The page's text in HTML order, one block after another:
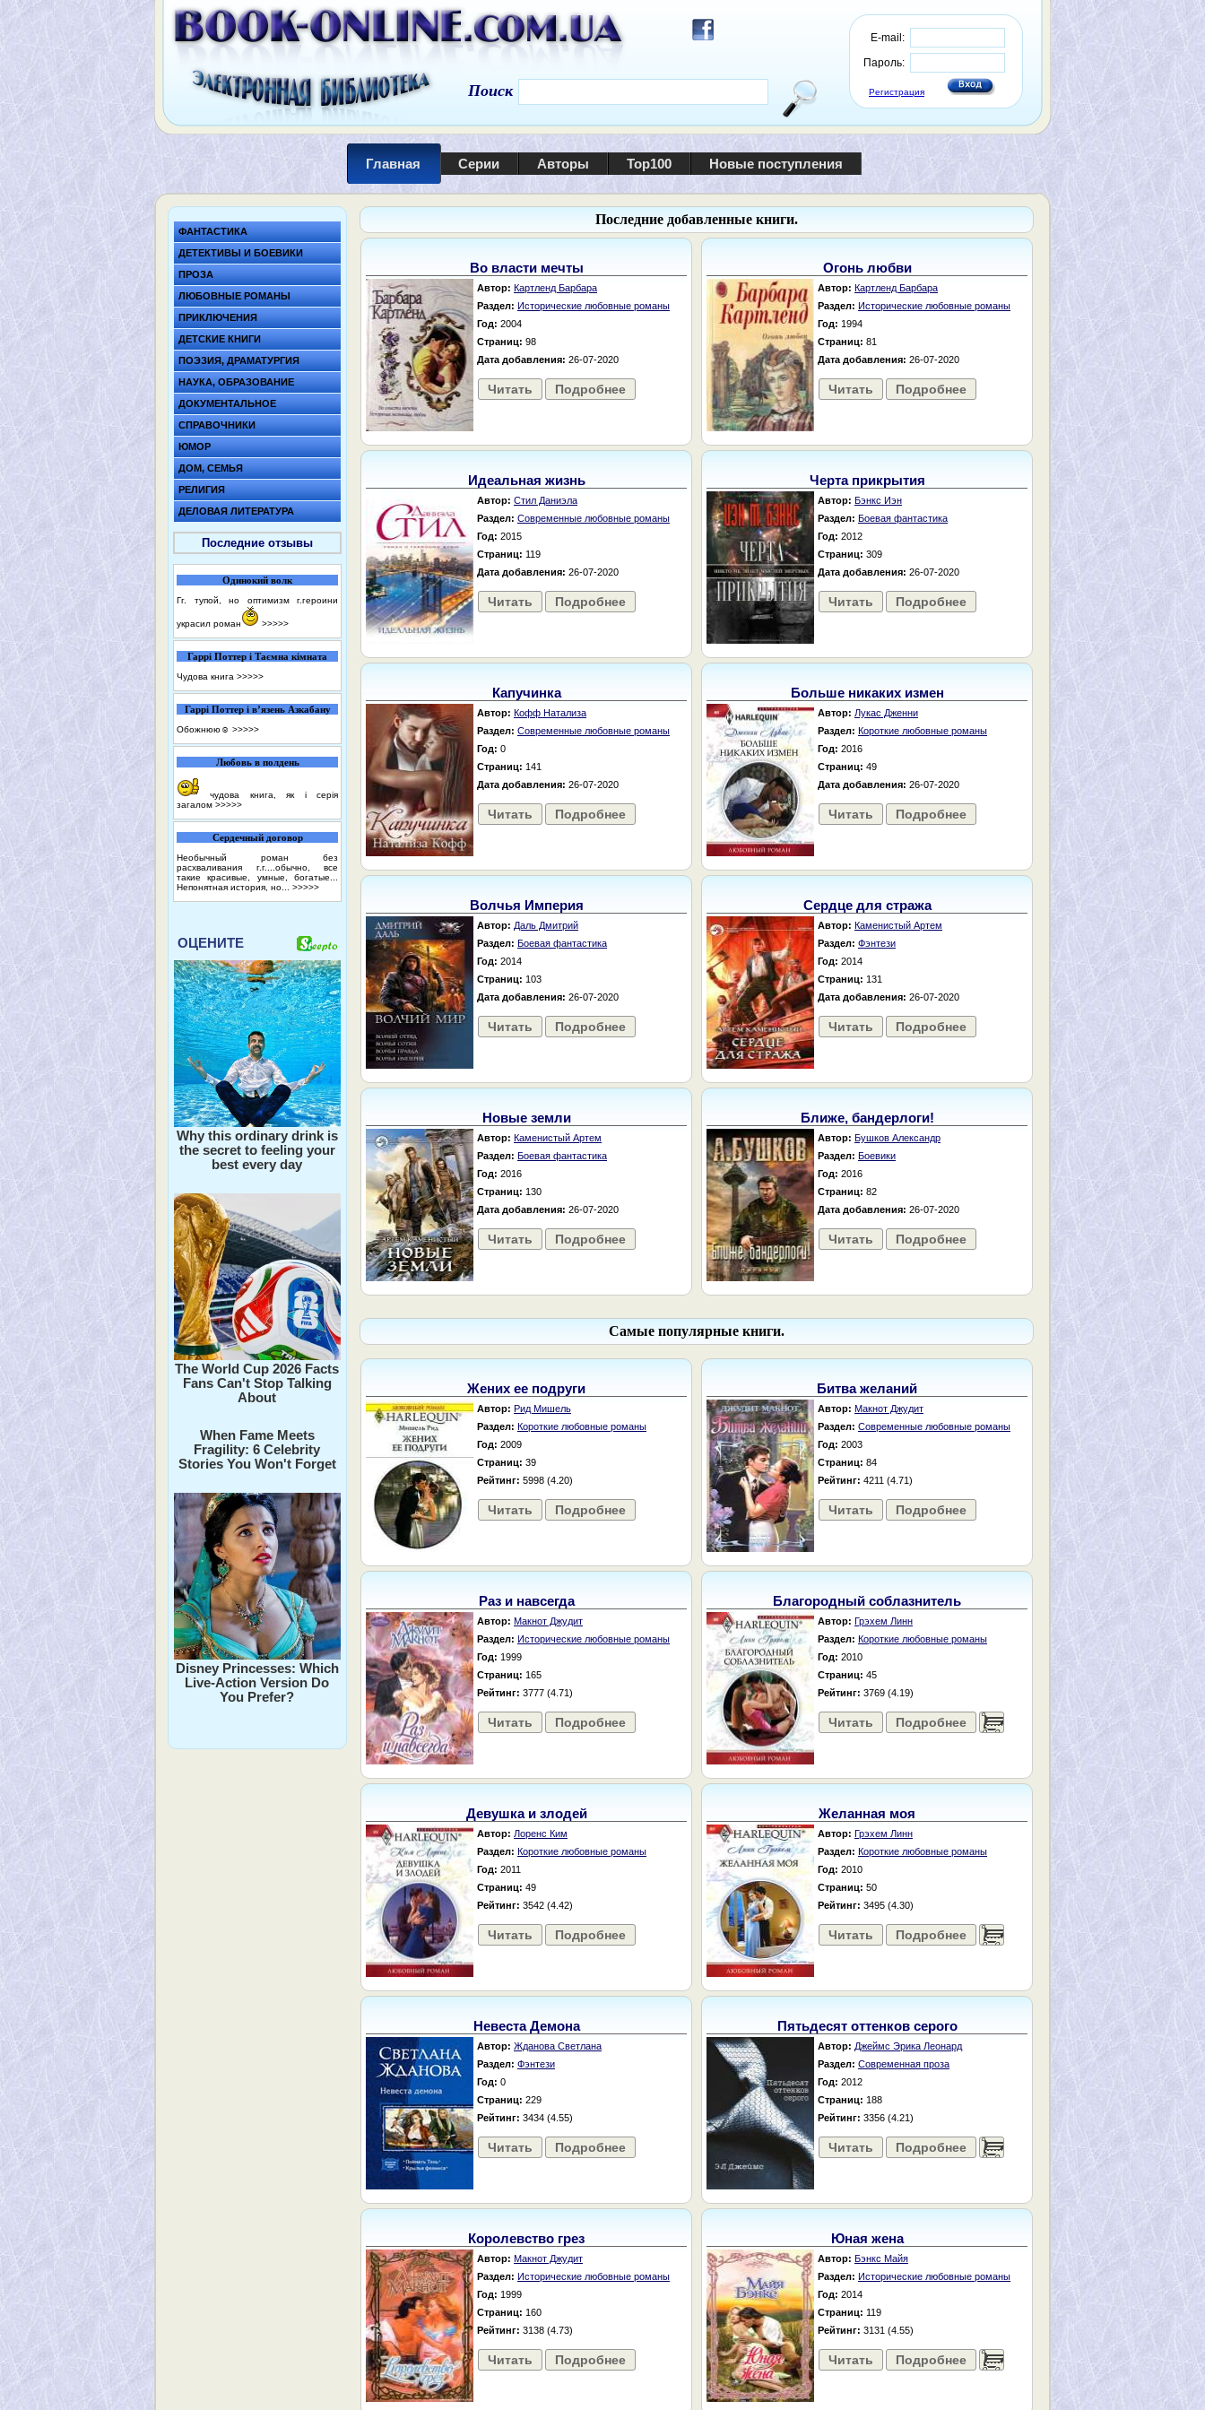
E-mail:
Пароль:
Регистрация
Поиск
Главная Серии Авторы Top100 Новые поступления
ФАНТАСТИКА
ДЕТЕКТИВЫ И БОЕВИКИ
ПРОЗА
ЛЮБОВНЫЕ РОМАНЫ
ПРИКЛЮЧЕНИЯ
ДЕТСКИЕ КНИГИ
ПОЭЗИЯ, ДРАМАТУРГИЯ
НАУКА, ОБРАЗОВАНИЕ
ДОКУМЕНТАЛЬНОЕ
СПРАВОЧНИКИ
ЮМОР
ДОМ, СЕМЬЯ
РЕЛИГИЯ
ДЕЛОВАЯ ЛИТЕРАТУРА
Последние отзывы
Одинокий волк
Гг. тупой, но оптимизм г.героини
украсил роман >>>>>
Гаррі Поттер і Таємна кімната
Чудова книга >>>>>
Гаррі Поттер і в’язень Азкабану
Обожнюю☺️ >>>>>
Любовь в полдень
чудова книга, як і серія
загалом >>>>>
Сердечный договор
Необычный роман без
расхваливания г.г....обычно, все
такие красивые, умные, богатые...
Непонятная история, но... >>>>>
ОЦЕНИТЕ
Why this ordinary drink is
the secret to feeling your
best every day
The World Cup 2026 Facts
Fans Can't Stop Talking
About
When Fame Meets
Fragility: 6 Celebrity
Stories You Won't Forget
Disney Princesses: Which
Live-Action Version Do
You Prefer?
Последние добавленные книги.
Во власти мечты
Автор: Картленд Барбара
Раздел: Исторические любовные романы
Год: 2004
Страниц: 98
Дата добавления: 26-07-2020
Читать Подробнее
Огонь любви
Автор: Картленд Барбара
Раздел: Исторические любовные романы
Год: 1994
Страниц: 81
Дата добавления: 26-07-2020
Читать Подробнее
Идеальная жизнь
Автор: Стил Даниэла
Раздел: Современные любовные романы
Год: 2015
Страниц: 119
Дата добавления: 26-07-2020
Читать Подробнее
Черта прикрытия
Автор: Бэнкс Иэн
Раздел: Боевая фантастика
Год: 2012
Страниц: 309
Дата добавления: 26-07-2020
Читать Подробнее
Капучинка
Автор: Кофф Натализа
Раздел: Современные любовные романы
Год: 0
Страниц: 141
Дата добавления: 26-07-2020
Читать Подробнее
Больше никаких измен
Автор: Лукас Дженни
Раздел: Короткие любовные романы
Год: 2016
Страниц: 49
Дата добавления: 26-07-2020
Читать Подробнее
Волчья Империя
Автор: Даль Дмитрий
Раздел: Боевая фантастика
Год: 2014
Страниц: 103
Дата добавления: 26-07-2020
Читать Подробнее
Сердце для стража
Автор: Каменистый Артем
Раздел: Фэнтези
Год: 2014
Страниц: 131
Дата добавления: 26-07-2020
Читать Подробнее
Новые земли
Автор: Каменистый Артем
Раздел: Боевая фантастика
Год: 2016
Страниц: 130
Дата добавления: 26-07-2020
Читать Подробнее
Ближе, бандерлоги!
Автор: Бушков Александр
Раздел: Боевики
Год: 2016
Страниц: 82
Дата добавления: 26-07-2020
Читать Подробнее
Самые популярные книги.
Жених ее подруги
Автор: Рид Мишель
Раздел: Короткие любовные романы
Год: 2009
Страниц: 39
Рейтинг: 5998 (4.20)
Читать Подробнее
Битва желаний
Автор: Макнот Джудит
Раздел: Современные любовные романы
Год: 2003
Страниц: 84
Рейтинг: 4211 (4.71)
Читать Подробнее
Раз и навсегда
Автор: Макнот Джудит
Раздел: Исторические любовные романы
Год: 1999
Страниц: 165
Рейтинг: 3777 (4.71)
Читать Подробнее
Благородный соблазнитель
Автор: Грэхем Линн
Раздел: Короткие любовные романы
Год: 2010
Страниц: 45
Рейтинг: 3769 (4.19)
Читать Подробнее ......
Девушка и злодей
Автор: Лоренс Ким
Раздел: Короткие любовные романы
Год: 2011
Страниц: 49
Рейтинг: 3542 (4.42)
Читать Подробнее
Желанная моя
Автор: Грэхем Линн
Раздел: Короткие любовные романы
Год: 2010
Страниц: 50
Рейтинг: 3495 (4.30)
Читать Подробнее ......
Невеста Демона
Автор: Жданова Светлана
Раздел: Фэнтези
Год: 0
Страниц: 229
Рейтинг: 3434 (4.55)
Читать Подробнее
Пятьдесят оттенков серого
Автор: Джеймс Эрика Леонард
Раздел: Современная проза
Год: 2012
Страниц: 188
Рейтинг: 3356 (4.21)
Читать Подробнее ......
Королевство грез
Автор: Макнот Джудит
Раздел: Исторические любовные романы
Год: 1999
Страниц: 160
Рейтинг: 3138 (4.73)
Читать Подробнее
Юная жена
Автор: Бэнкс Майя
Раздел: Исторические любовные романы
Год: 2014
Страниц: 119
Рейтинг: 3131 (4.55)
Читать Подробнее ......